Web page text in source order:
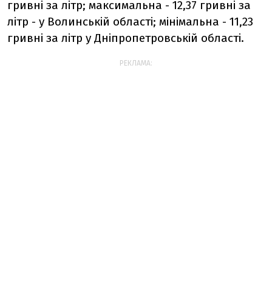
гривні за літр; максимальна - 12,37 гривні за
літр - у Волинській області; мінімальна - 11,23
гривні за літр у Дніпропетровській області.
РЕКЛАМА: